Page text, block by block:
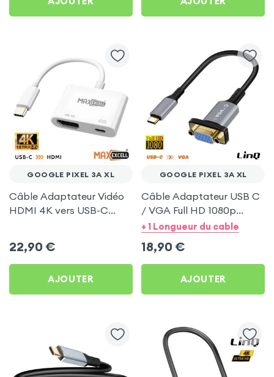
GOOGLE PIXEL 3A XL
Câble Adaptateur Vidéo
HDMI 4K vers USB-C
22,90 €
AJOUTER
GOOGLE PIXEL 3A XL
Câble Adaptateur USB C
/ VGA Full HD 1080p
20cm - LinQ pour Google
+ 1 Longueur du cable
18,90 €
AJOUTER